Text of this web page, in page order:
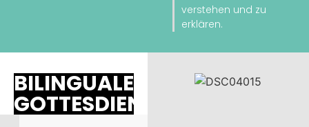
verstehen und zu
erklären.
BILINGUALE
GOTTESDIENSTE